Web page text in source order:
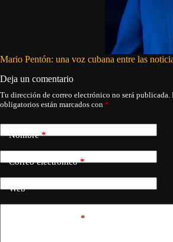
Mario Pentón: una voz cubana entre las
Deja un comentario
Tu dirección de correo electrónico no será publicada.
obligatorios están marcados con *
Nombre*
Correo electrónico*
Web
*